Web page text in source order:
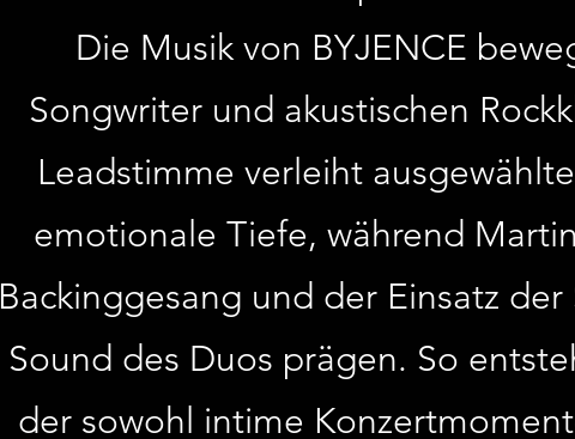
Die Musik von BYJENCE
Songwriter und akustischen
Leadstimme verleiht
emotionale Tiefe, während
Backinggesang und der Einsatz
Sound des Duos prägen. So
der sowohl intime